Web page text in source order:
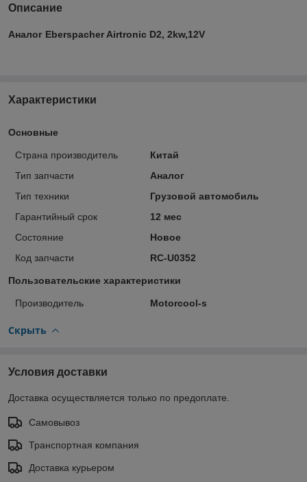
Описание
Аналог Eberspacher Airtronic D2, 2kw,12V
Характеристики
Основные
Страна производитель
Китай
Тип запчасти
Аналог
Тип техники
Грузовой автомобиль
Гарантийный срок
12 мес
Состояние
Новое
Код запчасти
RC-U0352
Пользовательские характеристики
Производитель Motorcool-s
Скрыть
Условия доставки
Доставка осуществляется только по предоплате.
Самовывоз
Транспортная компания
Доставка курьером